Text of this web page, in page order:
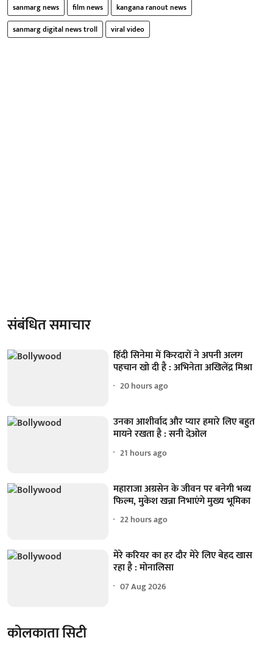
sanmarg news film news
kangana ranout news
sanmarg digital news troll
viral video
संबंधित समाचार
हिंदी सिनेमा में किरदारों ने अपनी अलग
पहचान खो दी है : अभिनेता अखिलेंद्र मिश्रा
20 hours ago
उनका आशीर्वाद और प्यार हमारे लिए बहुत
मायने रखता है : सनी देओल
21 hours ago
महाराजा अग्रसेन के जीवन पर बनेगी भव्य
फिल्म, मुकेश खन्ना निभाएंगे मुख्य भूमिका
22 hours ago
मेरे करियर का हर दौर मेरे लिए बेहद खास
रहा है : मोनालिसा
07 Aug 2026
कोलकाता सिटी